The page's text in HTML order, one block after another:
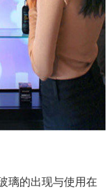
的出现与使用在